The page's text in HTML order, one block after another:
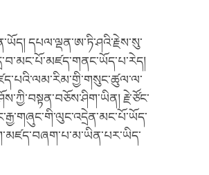
དཔལ་ལྡན་ཨ་ཏི་ཤའི་རྗེས་སུ་
རྗེ་ཙོང་